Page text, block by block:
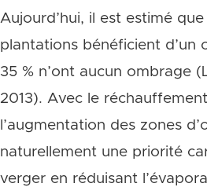
Aujourd’hui, il est estimé
plantations bénéficient d’un
35 % n’ont aucun ombrage
2013). Avec le
l’augmentation des zones
naturellement une priorité
verger en réduisant